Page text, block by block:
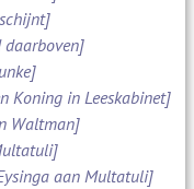
daarboven]
Koning in Leeskabinet]
Waltman]
aan Multatuli]